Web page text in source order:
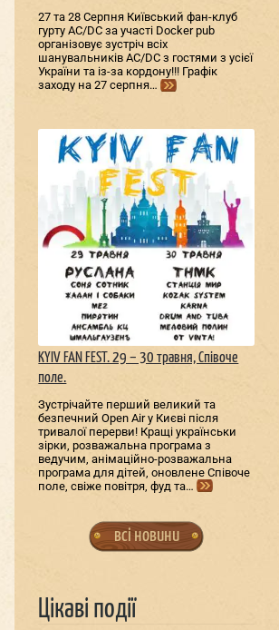
27 та 28 Серпня Київський фан-клуб
гурту AC/DС за участі Docker pub
організовує зустріч всіх
шанувальників AC/DС з гостями з усієї
України та із-за кордону!!! Графік
заходу на 27 серпня…
KYIV FAN FEST. 29 – 30 травня, Співоче
поле.
Зустрічайте перший великий та
безпечний Open Air у Києві після
тривалої перерви! Кращі українськи
зірки, розважальна програма з
ведучим, анімаційно-розважальна
програма для дітей, оновлене Співоче
поле, свіже повітря, фуд та…
всі новини
Цікаві події